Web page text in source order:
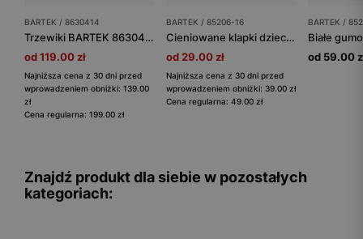
BARTEK / 8630414
Trzewiki BARTEK 86304-14, beżowo-zielony
od 119.00 zł
Najniższa cena z 30 dni przed
wprowadzeniem obniżki: 139.00
zł
Cena regularna: 199.00 zł
BARTEK / 85206-16
Cieniowane klapki dziecięce basenowe granatowo-beżowe BARTEK 85206-16
od 29.00 zł
Najniższa cena z 30 dni przed
wprowadzeniem obniżki: 39.00 zł
Cena regularna: 49.00 zł
BARTEK /
od 59.00
Znajdź produkt dla siebie w pozostałych
kategoriach: